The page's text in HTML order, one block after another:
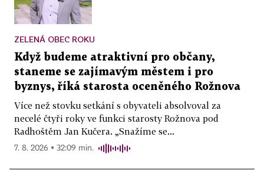
ZELENÁ OBEC ROKU
Když budeme atraktivní pro občany,
staneme se zajímavým městem i pro
byznys, říká starosta oceněného Rožnova
Více než stovku setkání s obyvateli absolvoval za
necelé čtyři roky ve funkci starosty Rožnova pod
Radhoštěm Jan Kučera. „Snažíme se...
7. 8. 2026 ▪ 32:09 min.